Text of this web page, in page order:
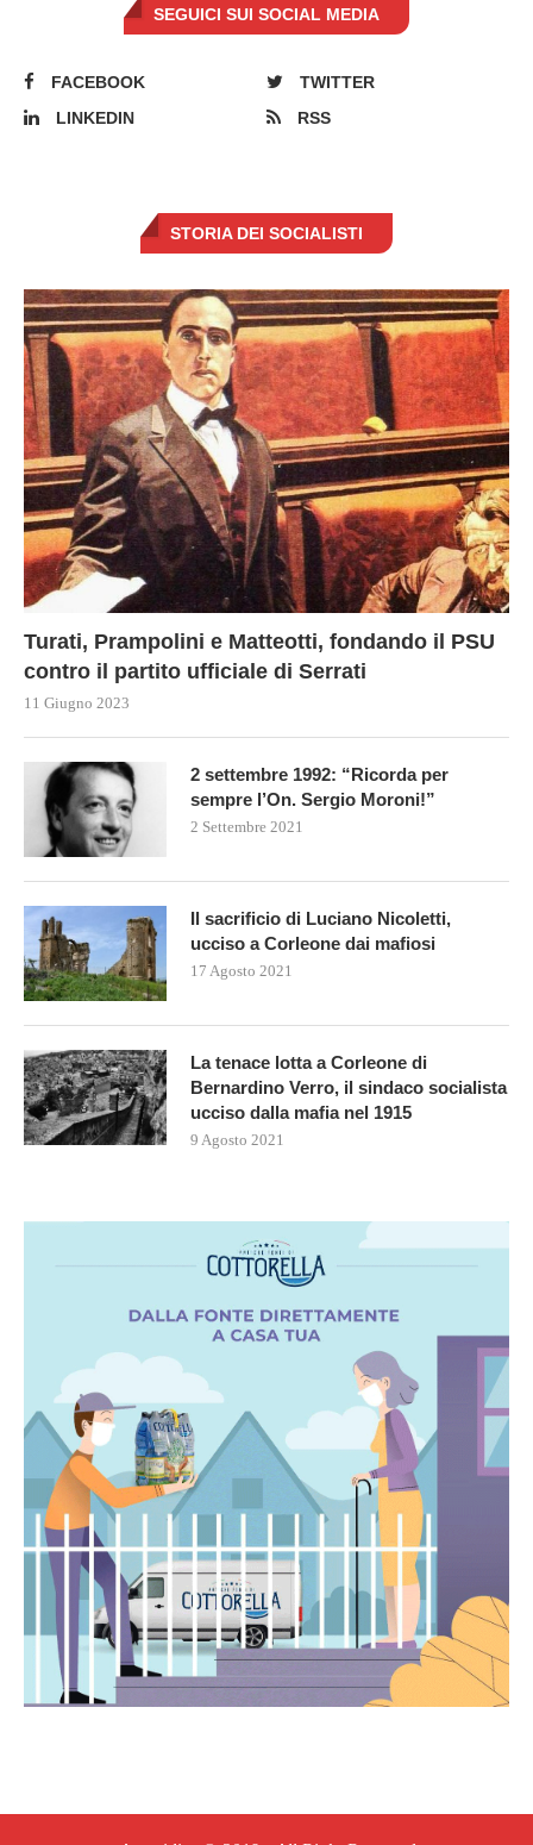
SEGUICI SUI SOCIAL MEDIA
FACEBOOK
TWITTER
LINKEDIN
RSS
STORIA DEI SOCIALISTI
Turati, Prampolini e Matteotti, fondando il PSU
contro il partito ufficiale di Serrati
11 Giugno 2023
2 settembre 1992: “Ricorda per
sempre l’On. Sergio Moroni!”
2 Settembre 2021
Il sacrificio di Luciano Nicoletti,
ucciso a Corleone dai mafiosi
17 Agosto 2021
La tenace lotta a Corleone di
Bernardino Verro, il sindaco socialista
ucciso dalla mafia nel 1915
9 Agosto 2021